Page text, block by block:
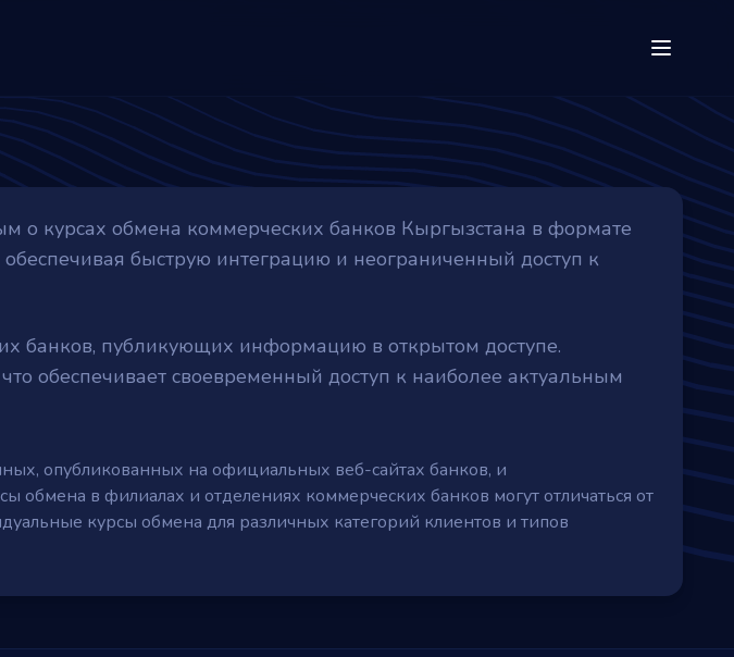
о курсах обмена коммерческих банков Кыргызстана в формате
быструю интеграцию и неограниченный доступ к
банков, публикующих информацию в открытом доступе.
обеспечивает своевременный доступ к наиболее актуальным
опубликованных на официальных веб-сайтах банков, и
в филиалах и отделениях коммерческих банков могут отличаться от
курсы обмена для различных категорий клиентов и типов